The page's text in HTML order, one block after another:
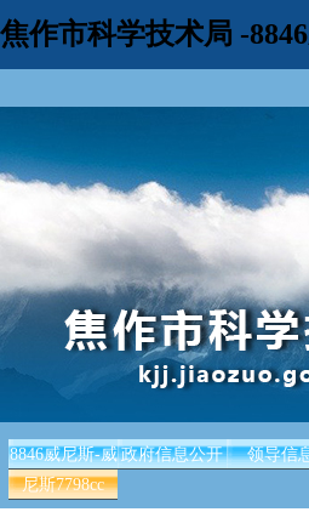
焦作市科学技术局 -
8846威尼斯-威
尼斯7798cc
政府信息公开 领导信